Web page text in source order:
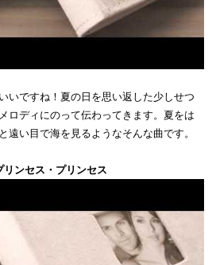
いですね！夏の日を思い返した少しせつ
ロディにのって伝わってきます。夏をは
遠い目で海を見るようなそんな曲です。
ンセス・プリンセス